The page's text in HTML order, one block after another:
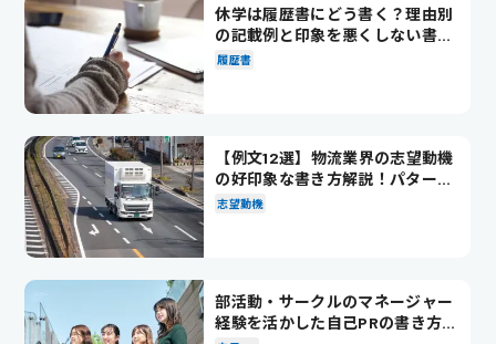
休学は履歴書にどう書く？理由別
の記載例と印象を悪くしない書き
方を解説
履歴書
【例文12選】物流業界の志望動機
の好印象な書き方解説！パターン
別の例文も紹介
志望動機
部活動・サークルのマネージャー
経験を活かした自己PRの書き方を